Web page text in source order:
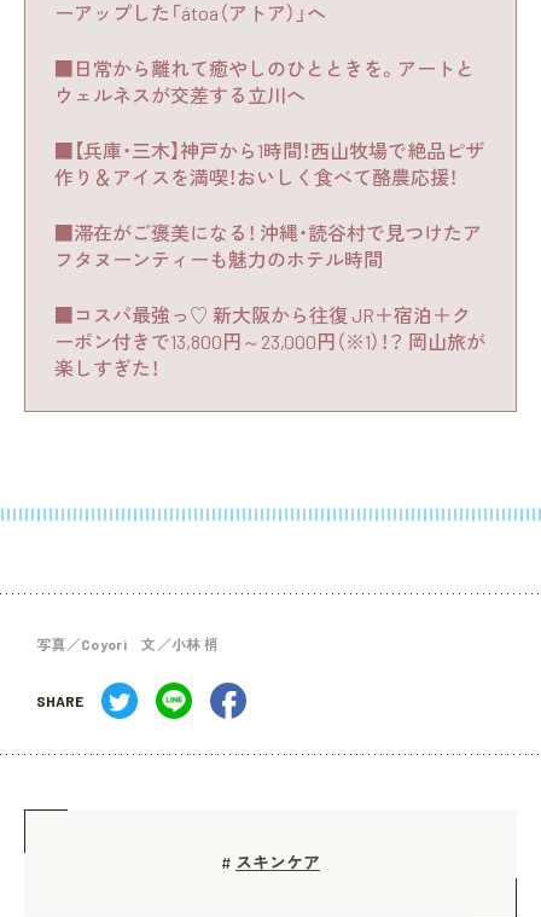
ーアップした「átoa（アトア）」へ
■日常から離れて癒やしのひとときを。アートと
ウェルネスが交差する立川へ
■【兵庫・三木】神戸から1時間！西山牧場で絶品ピザ
作り＆アイスを満喫！おいしく食べて酪農応援！
■滞在がご褒美になる！ 沖縄・読谷村で見つけたア
フタヌーンティーも魅力のホテル時間
■コスパ最強っ♡ 新大阪から往復 JR＋宿泊＋ク
ーポン付きで13,800円～23,000円（※1）！？ 岡山旅が
楽しすぎた！
写真／Coyori 文／小林 梢
SHARE
# スキンケア